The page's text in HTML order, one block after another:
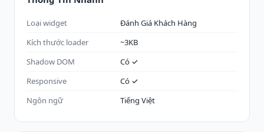
Loại widget
Đánh Giá Khách Hàng
Kích thước loader
~3KB
Shadow DOM
Có ✓
Responsive
Có ✓
Ngôn ngữ
Tiếng Việt